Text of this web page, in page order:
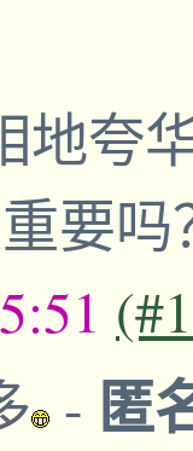
地夸
要
- 匿